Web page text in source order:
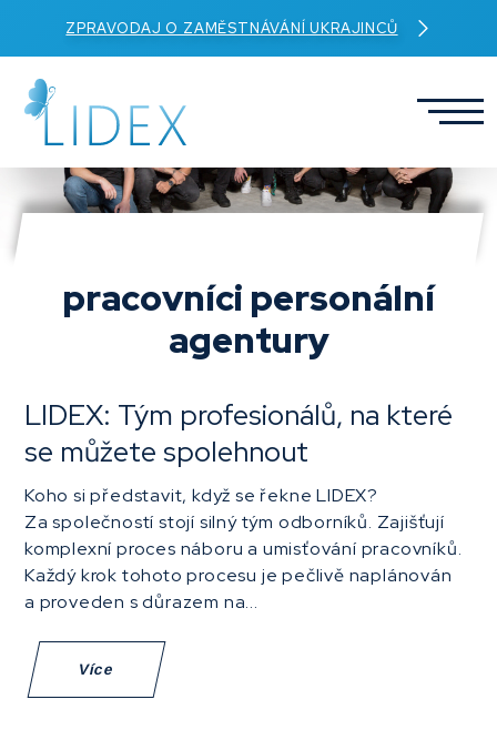
ZPRAVODAJ O ZAMĚSTNÁVÁNÍ UKRAJINCŮ
pracovníci personální
agentury
LIDEX: Tým profesionálů, na které
se můžete spolehnout
Koho si představit, když se řekne LIDEX?
Za společností stojí silný tým odborníků. Zajišťují
komplexní proces náboru a umisťování pracovníků.
Každý krok tohoto procesu je pečlivě naplánován
a proveden s důrazem na...
Více